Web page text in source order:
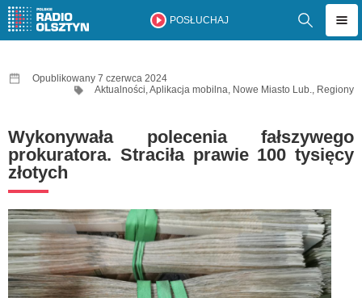
POSŁUCHAJ
Opublikowany 7 czerwca 2024
Aktualności,Aplikacja mobilna, Nowe Miasto Lub., Regiony
Wykonywała polecenia fałszywego
prokuratora. Straciła prawie 100 tysięcy
złotych